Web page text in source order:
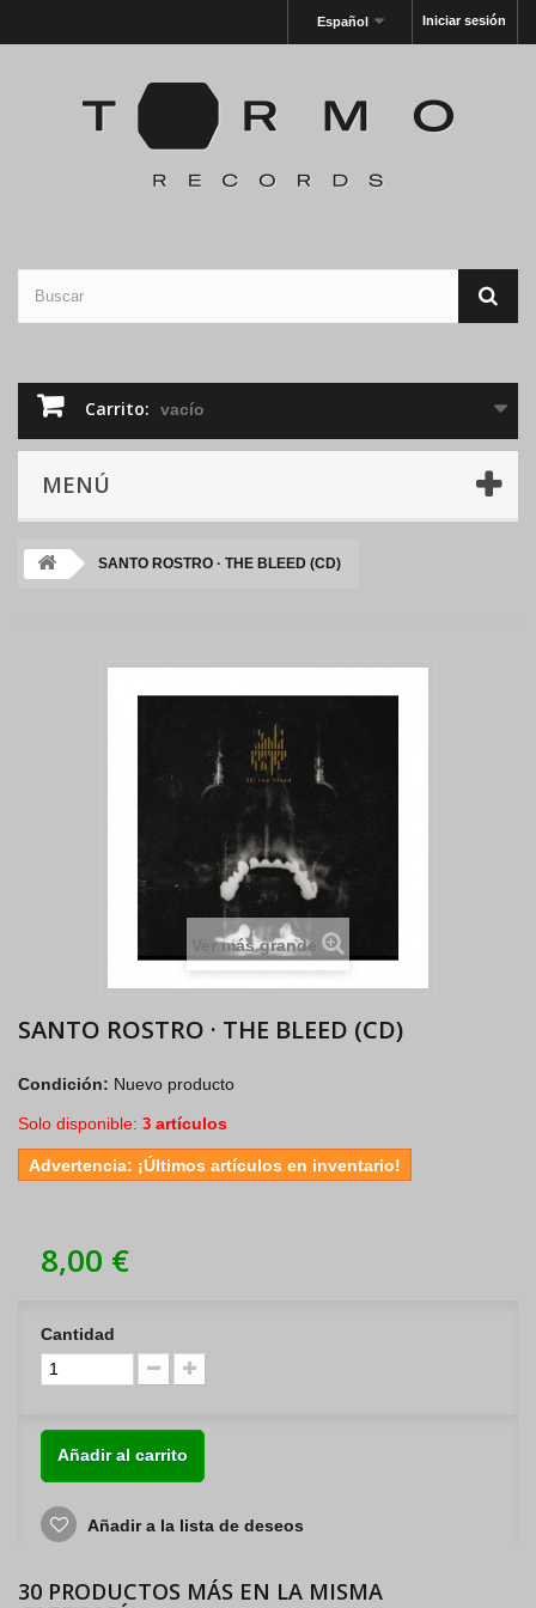
Iniciar sesión
Español
Carrito: vacío
MENÚ
SANTO ROSTRO · THE BLEED (CD)
Ver más grande
SANTO ROSTRO · THE BLEED (CD)
Condición: Nuevo producto
Solo disponible: 3 artículos
Advertencia: ¡Últimos artículos en inventario!
8,00 €
Cantidad
Añadir al carrito
Añadir a la lista de deseos
30 PRODUCTOS MÁS EN LA MISMA